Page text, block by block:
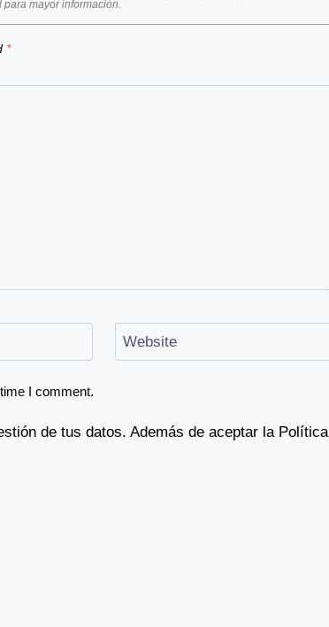
para mayor información.
*
Website
I comment.
de tus datos. Además de aceptar la Política